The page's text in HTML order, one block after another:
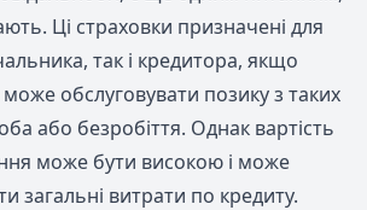
Ці страховки призначені для
так і кредитора, якщо
обслуговувати позику з таких
або безробіття. Однак вартість
може бути високою і може
загальні витрати по кредиту.